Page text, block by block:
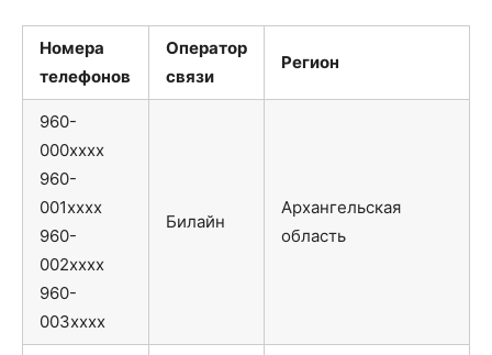
Номера
телефонов
Оператор
связи
Регион
960-
000xxxx
960-
001xxxx
960-
002xxxx
960-
003xxxx
Билайн
Архангельская
область